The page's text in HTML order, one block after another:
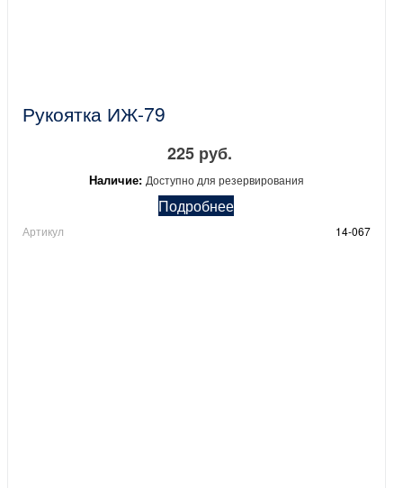
Рукоятка ИЖ-79
225 руб.
Наличие: Доступно для резервирования
Подробнее
Артикул 14-067